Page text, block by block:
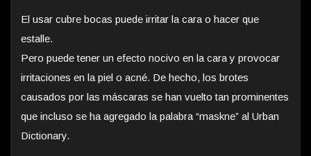
El usar cubre bocas puede irritar la cara o hacer que
estalle.
Pero puede tener un efecto nocivo en la cara y provocar
irritaciones en la piel o acné. De hecho, los brotes
causados ​​por las máscaras se han vuelto tan prominentes
que incluso se ha agregado la palabra “maskne” al Urban
Dictionary.